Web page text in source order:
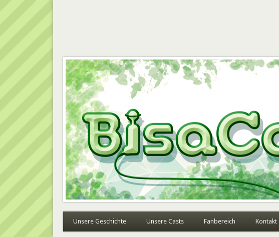
Unsere Geschichte Unsere Casts Fanbereich Kontakt